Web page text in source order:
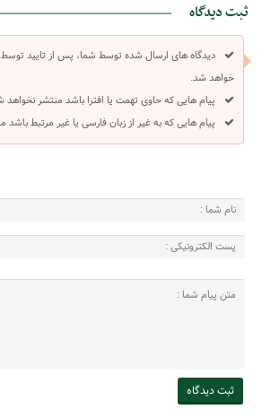
ثبت دیدگاه
دیدگاه های ارسال شده توسط شما، پس از تایید
خواهد شد.
پیام هایی که حاوی تهمت یا افترا باشد منتشر نخواهد
پیام هایی که به غیر از زبان فارسی یا غیر مرتبط